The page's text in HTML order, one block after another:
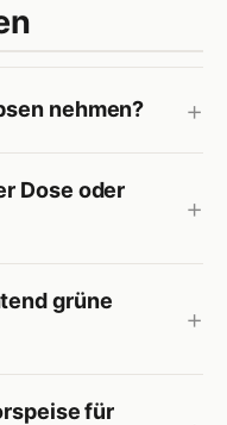
nehmen?
Dose oder
grüne
für